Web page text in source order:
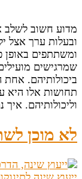
מדוע חשוב לשלב
ובעלות ערך אצל
ומשתתפים באופן
שמרגישים
ביכולותיהם.
תחושות אלו היא
וליכולותיהם.
לא מוכן